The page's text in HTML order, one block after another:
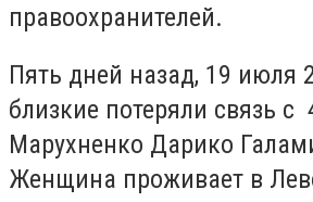
правоохранителей.
Пять дней назад, 19 июля
близкие потеряли связь с
Марухненко Дарико
Женщина проживает в